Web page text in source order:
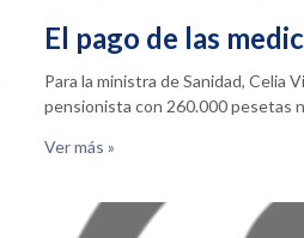
El pago de las
Para la ministra de Sanidad, Celia
pensionista con 260.000 pesetas
Ver más »